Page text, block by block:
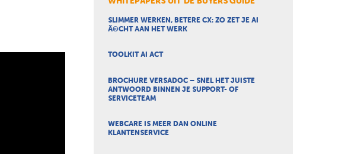
SLIMMER WERKEN, BETERE CX: ZO ZET JE AI
Ã©CHT AAN HET WERK
TOOLKIT AI ACT
BROCHURE VERSADOC – SNEL HET JUISTE
ANTWOORD BINNEN JE SUPPORT- OF
SERVICETEAM
WEBCARE IS MEER DAN ONLINE
KLANTENSERVICE